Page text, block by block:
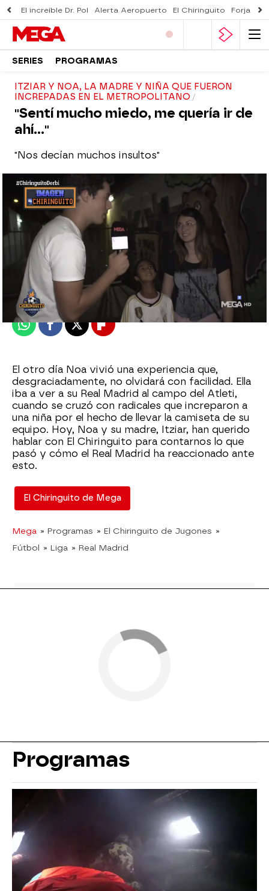
El increíble Dr. Pol Alerta Aeropuerto El Chiringuito Forjado
SERIES PROGRAMAS
ITZIAR Y NOA, LA MADRE Y NIÑA QUE FUERON
INCREPADAS EN EL METROPOLITANO
"Sentí mucho miedo, me quería ir de
ahí..."
"Nos decían muchos insultos"
El Chiringuito
Publicado: 28 de septiembre de 2023, 03:00
WhatsappFacebook
X Flipboard
El otro día Noa vivió una experiencia que,
desgraciadamente, no olvidará con facilidad. Ella
iba a ver a su Real Madrid al campo del Atleti,
cuando se cruzó con radicales que increparon a
una niña por el hecho de llevar la camiseta de su
equipo. Hoy, Noa y su madre, Itziar, han querido
hablar con El Chiringuito para contarnos lo que
pasó y cómo el Real Madrid ha reaccionado ante
esto.
El Chiringuito de Mega
Mega » Programas » El Chiringuito de Jugones »
Fútbol » Liga » Real Madrid
Programas